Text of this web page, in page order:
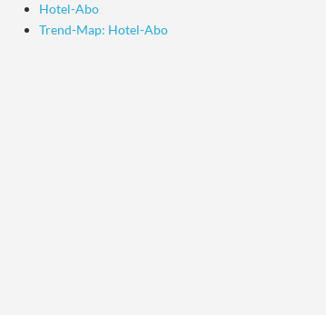
Hotel-Abo
Trend-Map: Hotel-Abo